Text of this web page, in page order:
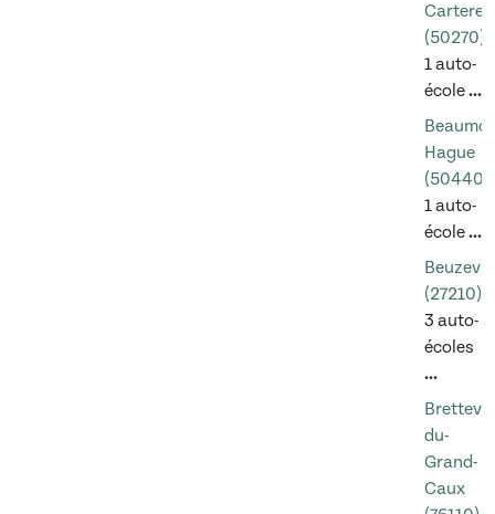
Carteret
(50270)
1 auto-
école...
Hague
(50440)
1 auto-
école...
(27210)
3 auto-
écoles
...
du-
Grand-
Caux